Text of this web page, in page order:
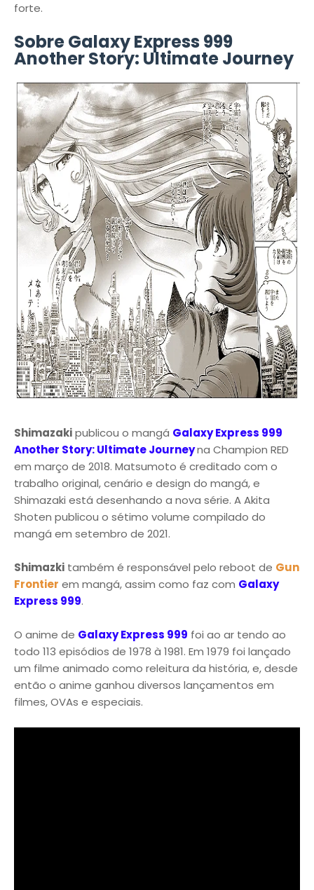
forte.
Sobre Galaxy Express 999
Another Story: Ultimate Journey
Shimazakipublicou o mangá Galaxy Express 999
Another Story: Ultimate Journeyna Champion RED
em março de 2018. Matsumoto é creditado com o
trabalho original, cenário e design do mangá, e
Shimazaki está desenhando a nova série. A Akita
Shoten publicou o sétimo volume compilado do
mangá em setembro de 2021.
Shimazki também é responsável pelo reboot de Gun
Frontier em mangá, assim como faz com Galaxy
Express 999.
O anime de Galaxy Express 999 foi ao ar tendo ao
todo 113 episódios de 1978 à 1981. Em 1979 foi lançado
um filme animado como releitura da história, e, desde
então o anime ganhou diversos lançamentos em
filmes, OVAs e especiais.